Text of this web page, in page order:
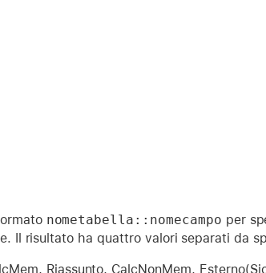
nometabella::nomecampo per
Il risultato ha quattro valori separati da
Riassunto, CalcNonMem,